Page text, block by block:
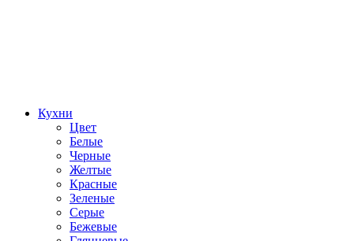
Кухни
Цвет
Белые
Черные
Желтые
Красные
Зеленые
Серые
Бежевые